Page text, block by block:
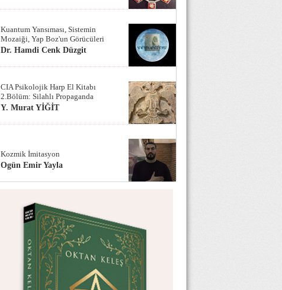
Kuantum Yansıması, Sistemin
Mozaiği, Yap Boz'un Görücüleri
Dr. Hamdi Cenk Düzgit
CIA Psikolojik Harp El Kitabı
2.Bölüm: Silahlı Propaganda
Y. Murat YİĞİT
Kozmik İmitasyon
Ogün Emir Yayla